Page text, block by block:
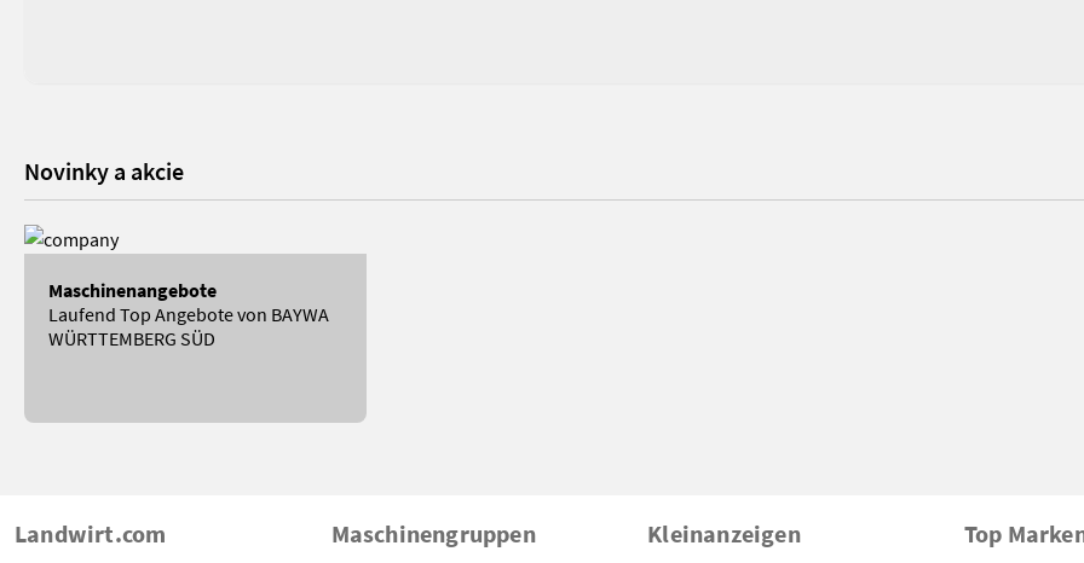
Novinky a akcie
Maschinenangebote
Laufend Top Angebote von BAYWA
WÜRTTEMBERG SÜD
Landwirt.com Maschinengruppen Kleinanzeigen Top